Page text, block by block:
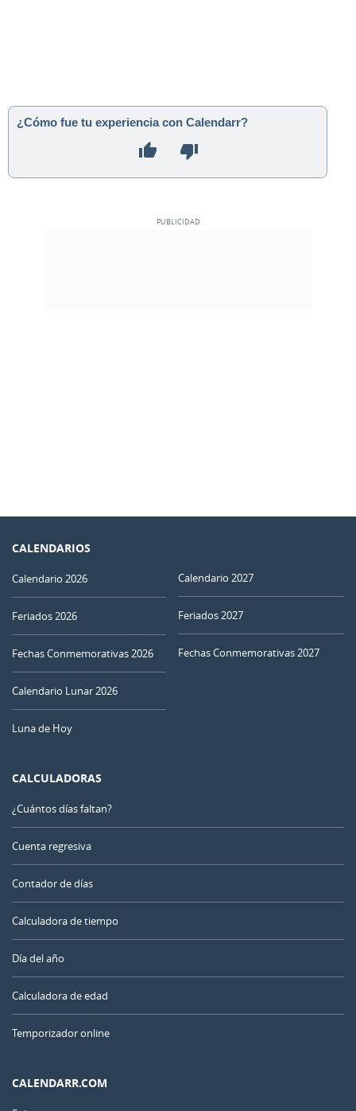
¿Cómo fue tu experiencia con Calendarr?
CALENDARIOS
Calendario 2026
Feriados 2026
Fechas Conmemorativas 2026
Calendario Lunar 2026
Luna de Hoy
Calendario 2027
Feriados 2027
Fechas Conmemorativas 2027
CALCULADORAS
¿Cuántos días faltan?
Cuenta regresiva
Contador de días
Calculadora de tiempo
Día del año
Calculadora de edad
Temporizador online
CALENDARR.COM